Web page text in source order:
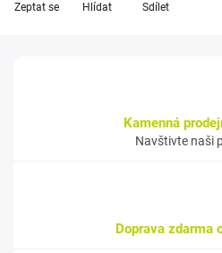
Zeptat se Hlídat Sdílet
Kamenná
Navštivte naši
Doprava zdarma